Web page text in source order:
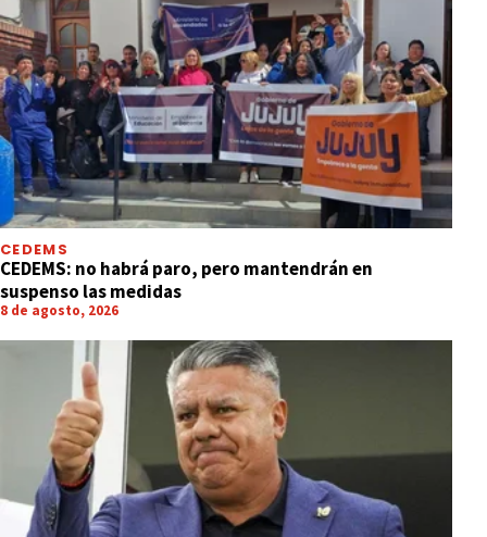
CEDEMS
CEDEMS: no habrá paro, pero mantendrán en
suspenso las medidas
8 de agosto, 2026